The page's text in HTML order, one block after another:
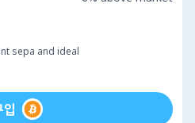
sepa and ideal
입